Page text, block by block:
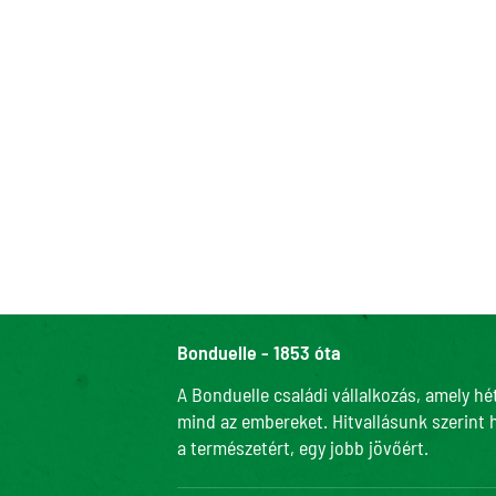
Bonduelle - 1853 óta
A Bonduelle családi vállalkozás, amely
mind az embereket. Hitvallásunk
a természetért, egy jobb jövőért.